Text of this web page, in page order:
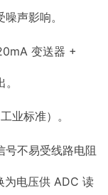
声影响。
变送器 +
工业标准）。
号不易受线路电阻
为电压供 ADC 读